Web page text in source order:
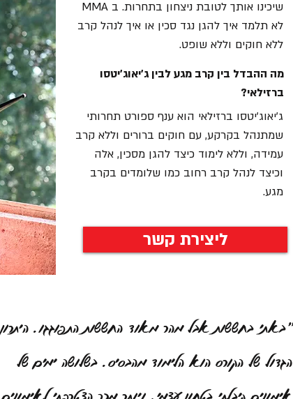
שיכינו אותך לטובת ניצחון בתחרות. ב MMA
לא תלמד איך להגן נגד סכין או איך לנהל קרב
ללא חוקים וללא שופט.
מה ההבדל בין קרב מגע לבין ג'יאוג'יטסו
ברזילאי?
ג'יאוג'יטסו ברזילאי הוא ענף ספורט תחרותי
שמתנהל בקרקע, עם חוקים ברורים וללא קרב
עמידה, וללא לימוד כיצד להגן מסכין, אלה
וכיצד לנהל קרב רחוב כמו שלומדים בקרב
מגע.
ליצירת קשר
"באתי בחששות אבל מהר מאוד החששות התפוגגו. היתרון
הגדול של הקורס הוא הלימוד מהבסיס. בשלושה ימים של